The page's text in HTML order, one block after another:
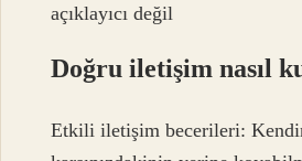
açıklayıcı değil
Doğru iletişim nasıl
Etkili iletişim becerileri: